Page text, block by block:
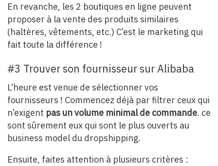
En revanche, les 2 boutiques en ligne peuvent
proposer à la vente des produits similaires
(haltères, vêtements, etc.) C’est le marketing qui
fait toute la différence !
#3 Trouver son fournisseur sur Alibaba
L’heure est venue de sélectionner vos
fournisseurs ! Commencez déjà par filtrer ceux qui
n’exigent pas un volume minimal de commande. ce
sont sûrement eux qui sont le plus ouverts au
business model du dropshipping.
Ensuite, faites attention à plusieurs critères :